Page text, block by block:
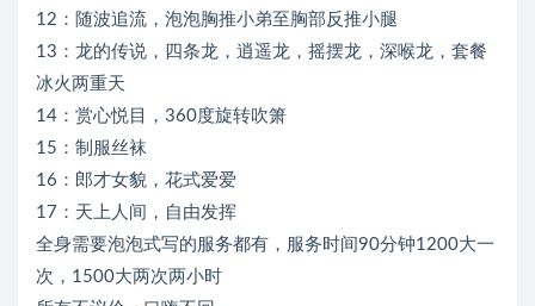
12：随波追流，泡泡胸推小弟至胸部反推小腿
13：龙的传说，四条龙，逍遥龙，摇摆龙，深喉龙，套餐
冰火两重天
14：赏心悦目，360度旋转吹箫
15：制服丝袜
16：郎才女貌，花式爱爱
17：天上人间，自由发挥
全身需要泡泡式写的服务都有，服务时间90分钟1200大一
次，1500大两次两小时